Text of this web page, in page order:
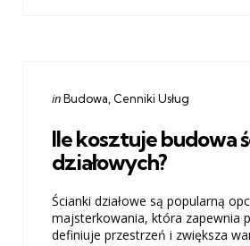
Categories
Posted
inBudowa Cenniki Usług
Ile kosztuje budowa
działowych?
Ścianki działowe są popularną
majsterkowania, która zapewnia
definiuje przestrzeń i zwiększa